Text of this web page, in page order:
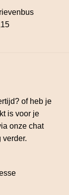
of heb je
is voor je
onze chat
verder.